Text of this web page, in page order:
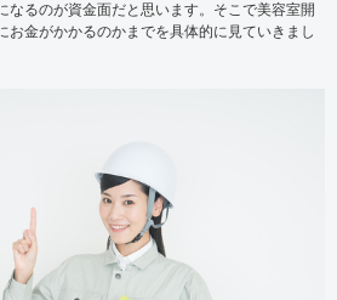
なるのが資金面だと思います。そこで美容室開
お金がかかるのかまでを具体的に見ていきまし